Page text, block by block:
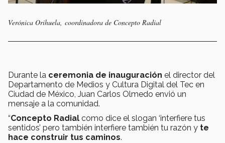
Verónica Orihuela, coordinadora de Concepto Radial
Durante la ceremonia de inauguración el director del
Departamento de Medios y Cultura Digital del Tec en
Ciudad de México, Juan Carlos Olmedo envió un
mensaje a la comunidad.
“Concepto Radial como dice el slogan ‘interfiere tus
sentidos’ pero también interfiere también tu razón y te
hace construir tus caminos.